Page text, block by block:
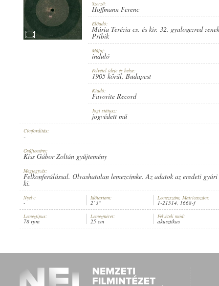
ARTIST: MÁRIA TERÉZIA CS. ÉS KIR. 32. GYALOGEZRED ZENEKARA
FAVORITE RECORD
RECORD NUMBER:
Szerző:
Hoffmann Ferenc
Előadó:
Mária Terézia cs. és kir. 32. gyalogezred
Pribik
Műfaj:
induló
Felvétel ideje és helye:
1905 körül, Budapest
Kiadó:
Favorite Record
Jogi státusz:
jogvédett mű
Címfordítás:
-
Gyűjtemény:
Kiss Gábor Zoltán gyűjtemény
Megjegyzés:
Felkonferálással. Olvashatalan lemezcímke. Az adatok az eredeti
ki.
Nyelv:
-
Időtartam:
2' 3"
Lemezszám, Matricaszám:
1-21514, 1668-f
Lemeztípus:
78 rpm
Lemezméret:
25 cm
Felvételi mód:
akusztikus